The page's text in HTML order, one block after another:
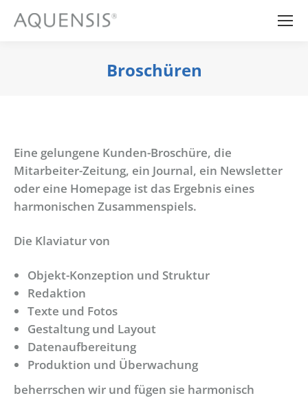
Broschüren
Eine gelungene Kunden-Broschüre, die
Mitarbeiter-Zeitung, ein Journal, ein Newsletter
oder eine Homepage ist das Ergebnis eines
harmonischen Zusammenspiels.
Die Klaviatur von
Objekt-Konzeption und Struktur
Redaktion
Texte und Fotos
Gestaltung und Layout
Datenaufbereitung
Produktion und Überwachung
beherrschen wir und fügen sie harmonisch